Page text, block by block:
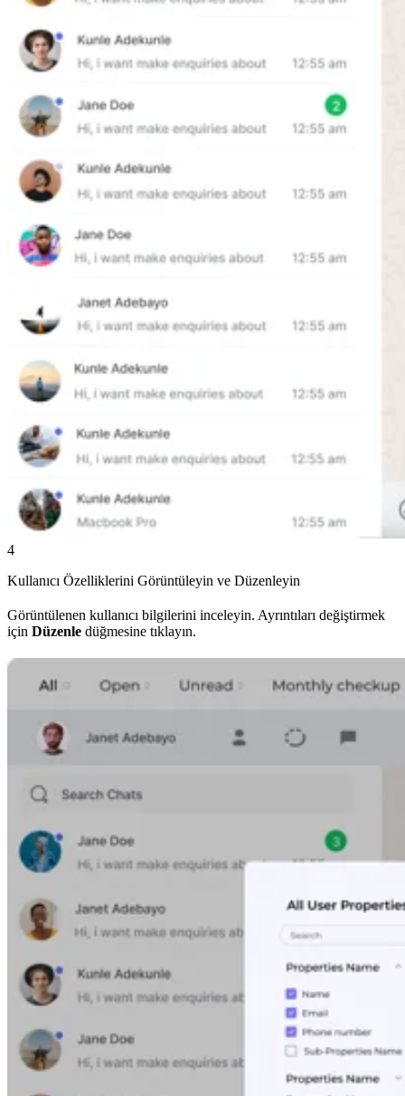
4
Kullanıcı Özelliklerini Görüntüleyin ve Düzenleyin
Görüntülenen kullanıcı bilgilerini inceleyin. Ayrıntıları değiştirmek
için Düzenle düğmesine tıklayın.